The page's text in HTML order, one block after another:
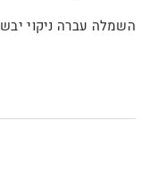
השמלה עברה ניקוי יבש